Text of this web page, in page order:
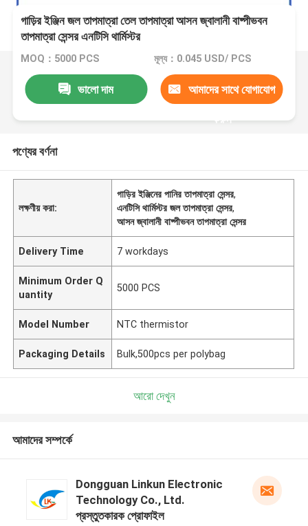
গাড়ির ইঞ্জিন জল তাপমাত্রা তেল তাপমাত্রা আসন জ্বালানী বাষ্পীভবন
তাপমাত্রা সেন্সর এনটিসি থার্মিস্টর
MOQ：5000 PCS মূল্য：0.045 USD/ PCS
ভালো দাম আমাদের সাথে যোগাযোগ
করুন
পণ্যের বর্ণনা
লক্ষণীয় করা:
গাড়ির ইঞ্জিনের পানির তাপমাত্রা সেন্সর,
এনটিসি থার্মিস্টর জল তাপমাত্রা সেন্সর,
আসন জ্বালানী বাষ্পীভবন তাপমাত্রা সেন্সর
Delivery Time 7 workdays
Minimum Order Q
uantity
5000 PCS
Model Number NTC thermistor
Packaging Details Bulk,500pcs per polybag
আরো দেখুন
আমাদের সম্পর্কে
Dongguan Linkun Electronic
Technology Co., Ltd.
প্রস্তুতকারক প্রোফাইল